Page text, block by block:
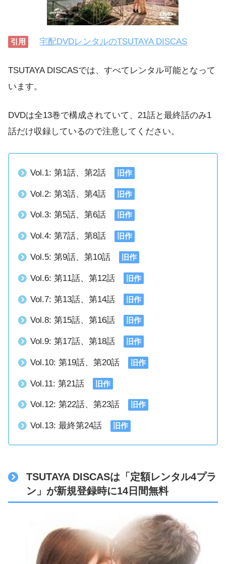
引用 宅配DVDレンタルのTSUTAYA DISCAS
TSUTAYA DISCASでは、すべてレンタル可能となって
います。
DVDは全13巻で構成されていて、21話と最終話のみ1
話だけ収録しているので注意してください。
Vol.1: 第1話、第2話 旧作
Vol.2: 第3話、第4話 旧作
Vol.3: 第5話、第6話 旧作
Vol.4: 第7話、第8話 旧作
Vol.5: 第9話、第10話 旧作
Vol.6: 第11話、第12話 旧作
Vol.7: 第13話、第14話 旧作
Vol.8: 第15話、第16話 旧作
Vol.9: 第17話、第18話 旧作
Vol.10: 第19話、第20話 旧作
Vol.11: 第21話 旧作
Vol.12: 第22話、第23話 旧作
Vol.13: 最終第24話 旧作
TSUTAYA DISCASは「定額レンタル4プラ
ン」が新規登録時に14日間無料